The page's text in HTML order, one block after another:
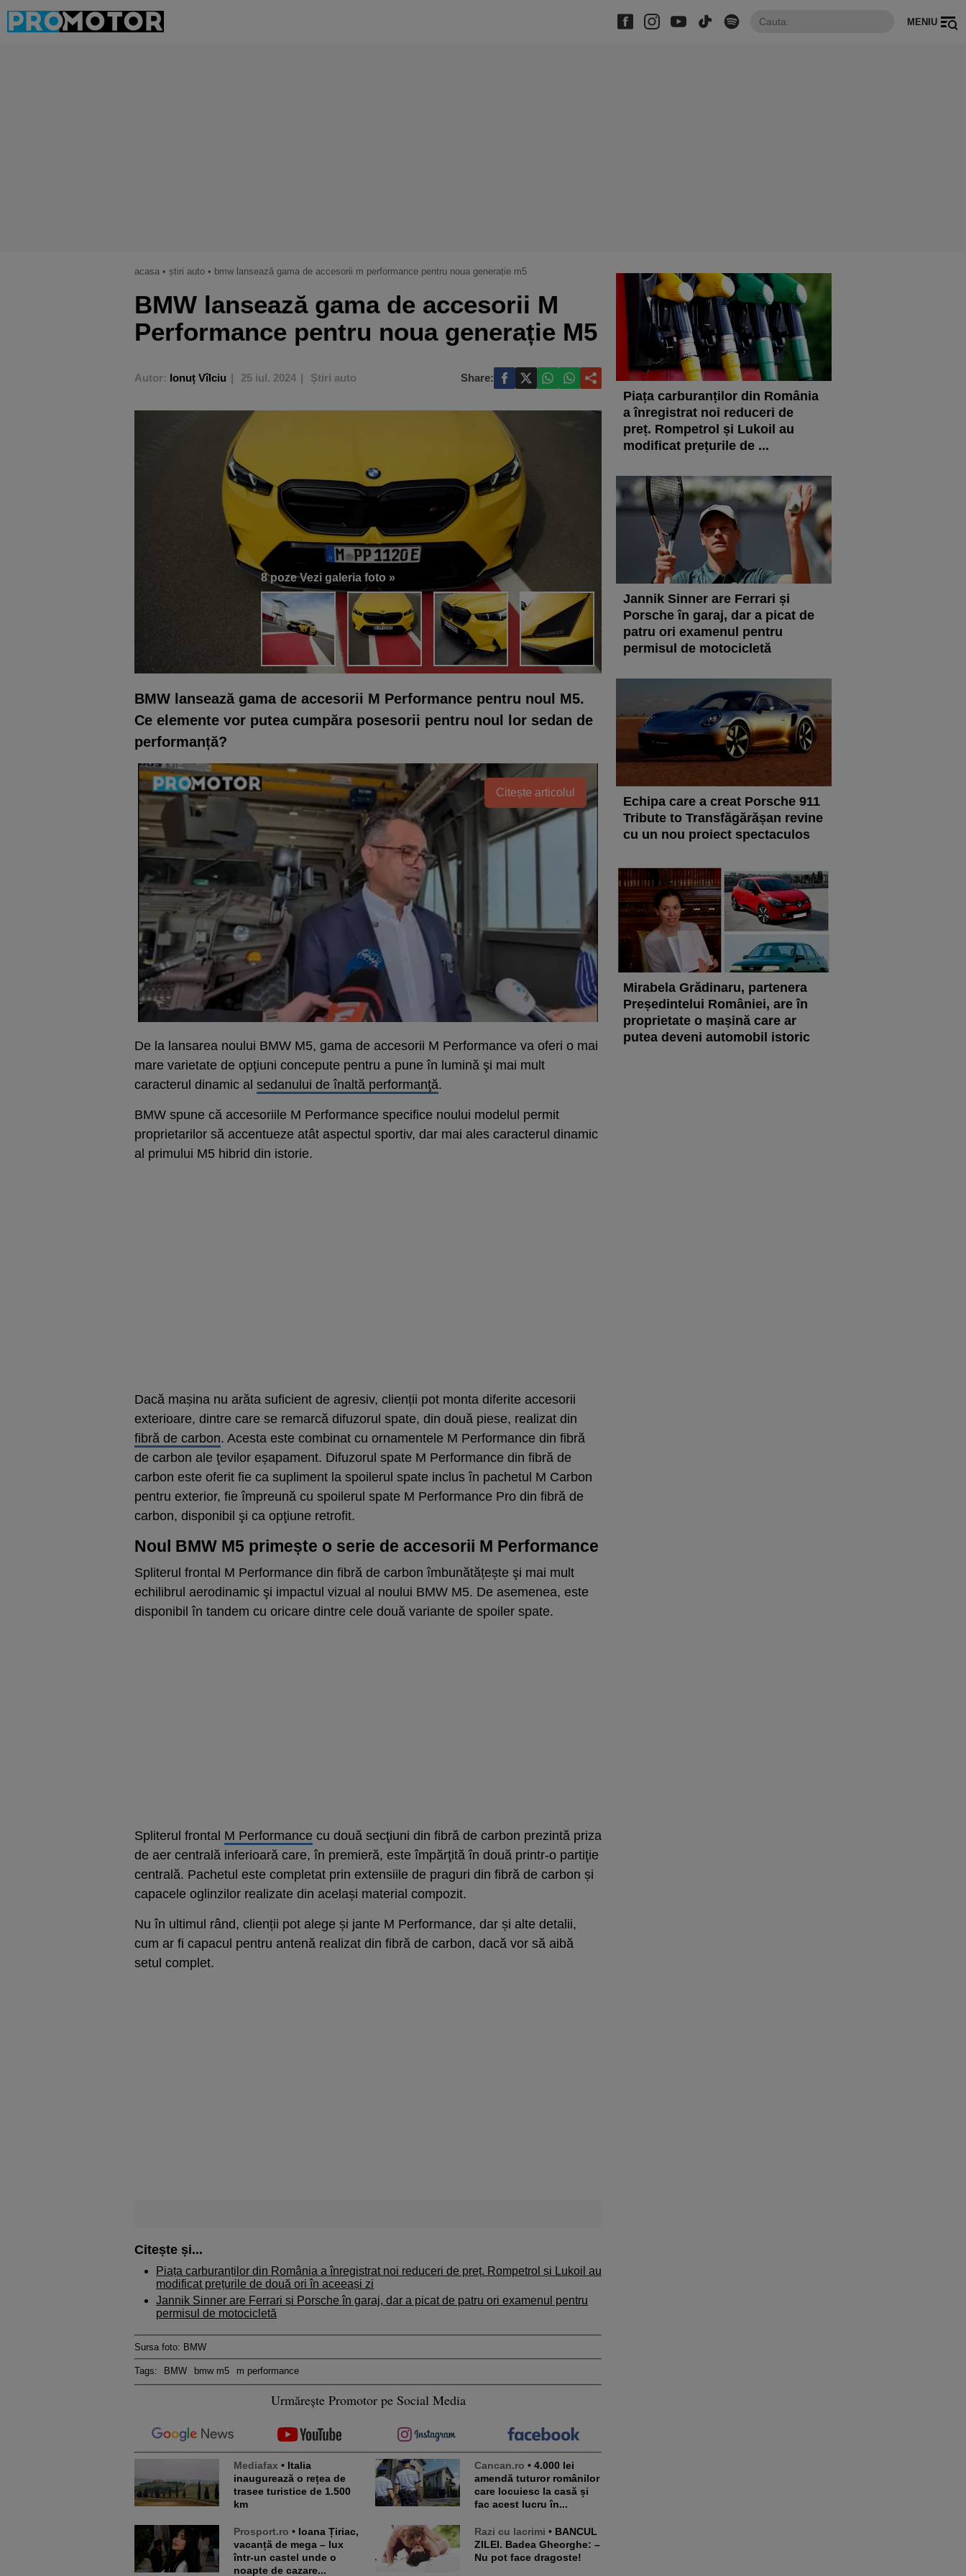
MENIU
acasa • știri auto • bmw lansează gama de accesorii m performance pentru noua generație m5
BMW lansează gama de accesorii M
Performance pentru noua generație M5
Autor: Ionuț Vîlciu 25 iul. 2024 Știri auto Share:
8 pozeVezi galeria foto »
BMW lansează gama de accesorii M Performance pentru noul M5.
Ce elemente vor putea cumpăra posesorii pentru noul lor sedan de
performanță?
Citește articolul
De la lansarea noului BMW M5, gama de accesorii M Performance va oferi o mai
mare varietate de opţiuni concepute pentru a pune în lumină şi mai mult
caracterul dinamic al sedanului de înaltă performanţă.
BMW spune că accesoriile M Performance specifice noului modelul permit
proprietarilor să accentueze atât aspectul sportiv, dar mai ales caracterul dinamic
al primului M5 hibrid din istorie.
Dacă mașina nu arăta suficient de agresiv, clienții pot monta diferite accesorii
exterioare, dintre care se remarcă difuzorul spate, din două piese, realizat din
fibră de carbon. Acesta este combinat cu ornamentele M Performance din fibră
de carbon ale ţevilor eșapament. Difuzorul spate M Performance din fibră de
carbon este oferit fie ca supliment la spoilerul spate inclus în pachetul M Carbon
pentru exterior, fie împreună cu spoilerul spate M Performance Pro din fibră de
carbon, disponibil şi ca opţiune retrofit.
Noul BMW M5 primește o serie de accesorii M Performance
Spliterul frontal M Performance din fibră de carbon îmbunătățește şi mai mult
echilibrul aerodinamic şi impactul vizual al noului BMW M5. De asemenea, este
disponibil în tandem cu oricare dintre cele două variante de spoiler spate.
Spliterul frontal M Performance cu două secţiuni din fibră de carbon prezintă priza
de aer centrală inferioară care, în premieră, este împărţită în două printr-o partiţie
centrală. Pachetul este completat prin extensiile de praguri din fibră de carbon și
capacele oglinzilor realizate din același material compozit.
Nu în ultimul rând, clienții pot alege și jante M Performance, dar și alte detalii,
cum ar fi capacul pentru antenă realizat din fibră de carbon, dacă vor să aibă
setul complet.
Citește și...
Piața carburanților din România a înregistrat noi reduceri de preț. Rompetrol și Lukoil au
modificat prețurile de două ori în aceeași zi
Jannik Sinner are Ferrari și Porsche în garaj, dar a picat de patru ori examenul pentru
permisul de motocicletă
Sursa foto: BMW
Tags: BMW bmw m5 m performance
Urmărește Promotor pe Social Media
Mediafax • Italia
inaugurează o rețea de
trasee turistice de 1.500
km
Cancan.ro • 4.000 lei
amendă tuturor românilor
care locuiesc la casă și
fac acest lucru în...
Prosport.ro • Ioana Țiriac,
vacanță de mega – lux
într-un castel unde o
noapte de cazare...
Razi cu lacrimi • BANCUL
ZILEI. Badea Gheorghe: –
Nu pot face dragoste!
Piața carburanților din România
a înregistrat noi reduceri de
preț. Rompetrol și Lukoil au
modificat prețurile de ...
Jannik Sinner are Ferrari și
Porsche în garaj, dar a picat de
patru ori examenul pentru
permisul de motocicletă
Echipa care a creat Porsche 911
Tribute to Transfăgărășan revine
cu un nou proiect spectaculos
Mirabela Grădinaru, partenera
Președintelui României, are în
proprietate o mașină care ar
putea deveni automobil istoric